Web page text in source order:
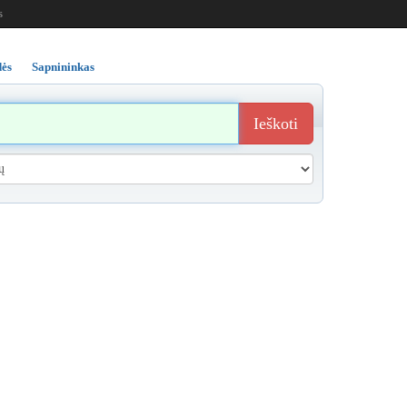
Sapnininkas
Ieškoti